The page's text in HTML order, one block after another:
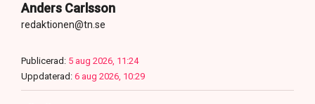
Anders Carlsson
redaktionen@tn.se
Publicerad: 5 aug 2026, 11:24
Uppdaterad: 6 aug 2026, 10:29